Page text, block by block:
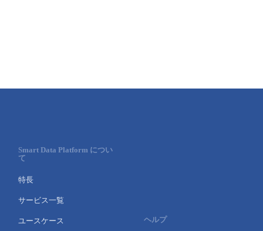
Smart Data Platform につい
て
特長
サービス一覧
ユースケース ヘルプ